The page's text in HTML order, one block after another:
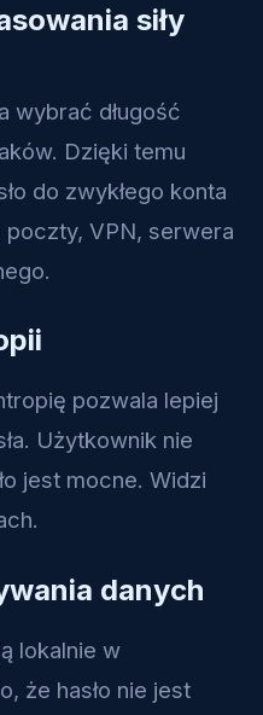
siły
wybrać długość
Dzięki temu
do zwykłego konta
VPN, serwera
pozwala lepiej
Użytkownik nie
jest mocne. Widzi
danych
lokalnie w
że hasło nie jest